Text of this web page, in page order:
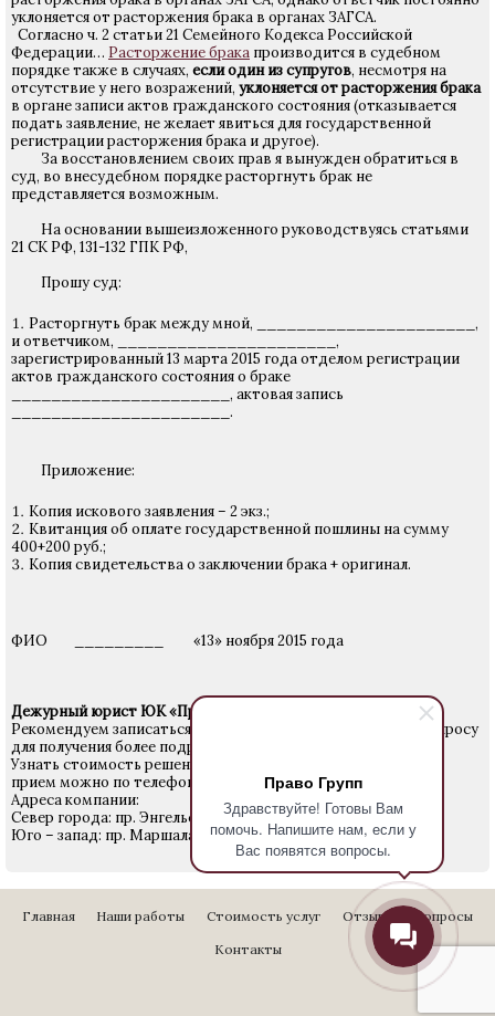
Право Групп
Здравствуйте! Готовы Вам
помочь. Напишите нам, если у
Вас появятся вопросы.
уклоняется от расторжения брака в органах ЗАГСА.
Согласно ч. 2 статьи 21 Семейного Кодекса Российской
Федерации… Расторжение брака производится в судебном
порядке также в случаях, если один из супругов, несмотря на
отсутствие у него возражений, уклоняется от расторжения брака
в органе записи актов гражданского состояния (отказывается
подать заявление, не желает явиться для государственной
регистрации расторжения брака и другое).
За восстановлением своих прав я вынужден обратиться в
суд, во внесудебном порядке расторгнуть брак не
представляется возможным.
На основании вышеизложенного руководствуясь статьями
21 СК РФ, 131-132 ГПК РФ,
Прошу суд:
Расторгнуть брак между мной, ______________________,
и ответчиком, ______________________,
зарегистрированный 13 марта 2015 года отделом регистрации
актов гражданского состояния о браке
______________________, актовая запись
______________________.
Приложение:
Копия искового заявления – 2 экз.;
Квитанция об оплате государственной пошлины на сумму
400+200 руб.;
Копия свидетельства о заключении брака + оригинал.
ФИО _________ «13» ноября 2015 года
Дежурный юрист ЮК «Право Групп»
Рекомендуем записаться на прием к юристу по данному вопросу
для получения более подробной информации.
Узнать стоимость решения Вашего вопроса и записаться на
прием можно по телефону
640-24-28.
Адреса компании:
Север города: пр. Энгельса 27
Юго – запад: пр. Маршала Жукова д. 18
Главная Наши работы Стоимость услуг Отзывы
Вопросы
Контакты